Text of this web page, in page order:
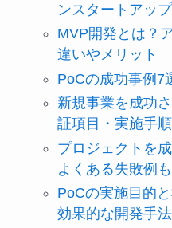
ンスタートアッ
MVP開発とは？
違いやメリット
PoCの成功事例7
新規事業を成功
証項目・実施手
プロジェクトを
よくある失敗例
PoCの実施目的
効果的な開発手